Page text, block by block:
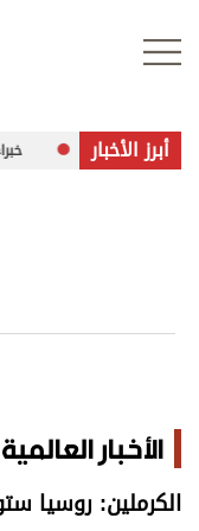
علوم الدار
اقتصاد
الرياضة
أبرز الأخبار خبراء
الأخبار العالمية
الكرملين: روسيا